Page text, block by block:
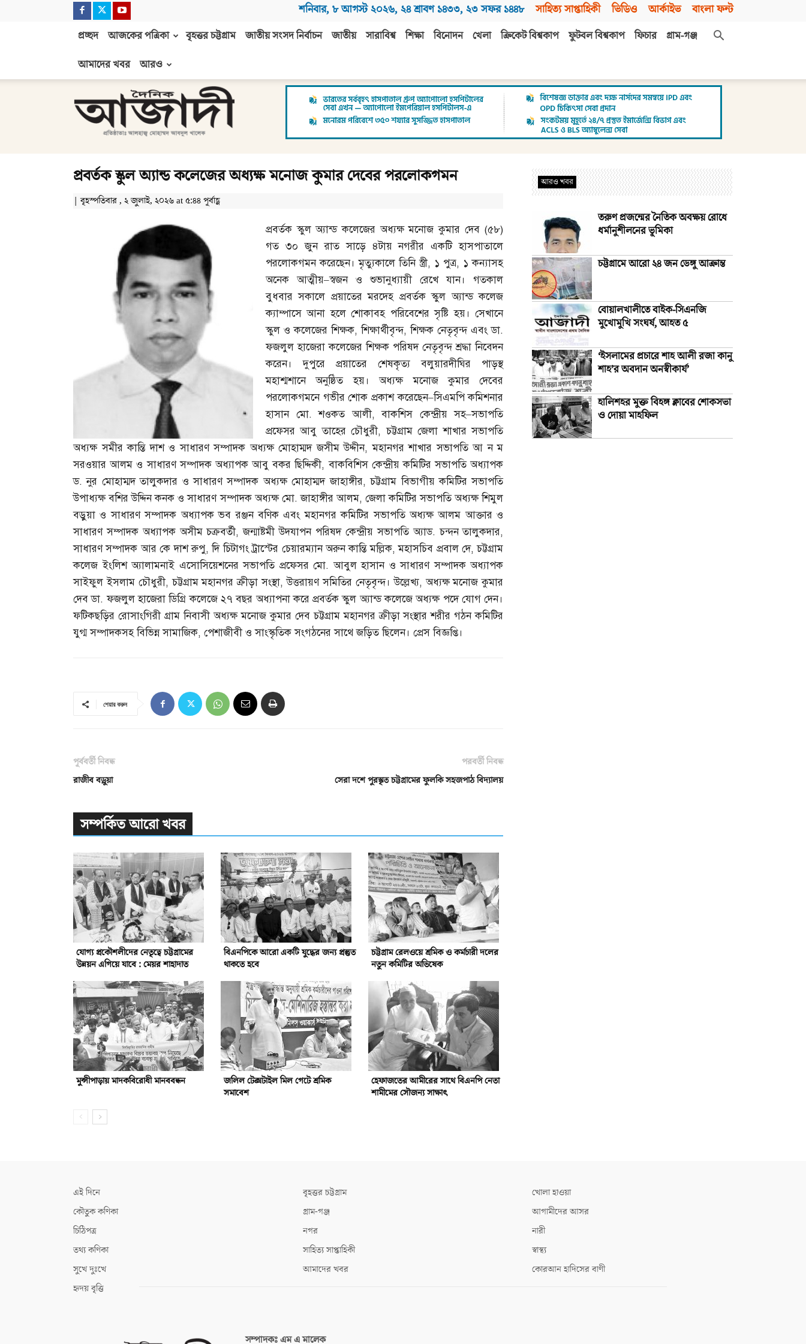
শনিবার, ৮ আগস্ট ২০২৬, ২৪ শ্রাবণ ১৪৩৩, ২৩ সফর ১৪৪৮ সাহিত্য সাপ্তাহিকী ভিডিও আর্কাইভ বাংলা ফন্ট
প্রচ্ছদ আজকের পত্রিকা বৃহত্তর চট্টগ্রাম জাতীয় সংসদ নির্বাচন জাতীয় সারাবিশ্ব শিক্ষা বিনোদন খেলা ক্রিকেট বিশ্বকাপ ফুটবল বিশ্বকাপ ফিচার
গ্রাম-গঞ্জ
আমাদের খবর
আরও
আজাদী
প্রবর্তক স্কুল অ্যান্ড কলেজের অধ্যক্ষ মনোজ কুমার দেবের পরলোকগমন
| বৃহস্পতিবার , ২ জুলাই, ২০২৬ at ৫:৪৪ পূর্বাহ্ণ
প্রবর্তক স্কুল অ্যান্ড কলেজের অধ্যক্ষ মনোজ কুমার দেব (৫৮)
গত ৩০ জুন রাত সাড়ে ৪টায় নগরীর একটি হাসপাতালে
পরলোকগমন করেছেন। মৃত্যুকালে তিনি স্ত্রী, ১ পুত্র, ১ কন্যাসহ
অনেক আত্মীয়–স্বজন ও শুভানুধ্যায়ী রেখে যান। গতকাল
বুধবার সকালে প্রয়াতের মরদেহ প্রবর্তক স্কুল অ্যান্ড কলেজ
ক্যাম্পাসে আনা হলে শোকাবহ পরিবেশের সৃষ্টি হয়। সেখানে
স্কুল ও কলেজের শিক্ষক,শিক্ষার্থীবৃন্দ,শিক্ষক নেতৃবৃন্দ এবং ডা.
ফজলুল হাজেরা কলেজের শিক্ষক পরিষদ নেতৃবৃন্দ শ্রদ্ধা নিবেদন
করেন। দুপুরে প্রয়াতের শেষকৃত্য বলুয়ারদীঘির পাড়স্থ
মহাশ্মশানে অনুষ্ঠিত হয়। অধ্যক্ষ মনোজ কুমার দেবের
পরলোকগমনে গভীর শোক প্রকাশ করেছেন–সিএমপি কমিশনার
হাসান মো.শওকত আলী,বাকশিস কেন্দ্রীয় সহ–সভাপতি
প্রফেসর আবু তাহের চৌধুরী,চট্টগ্রাম জেলা শাখার সভাপতি
অধ্যক্ষ সমীর কান্তি দাশ ও সাধারণ সম্পাদক অধ্যক্ষ মোহাম্মদ জসীম উদ্দীন,মহানগর শাখার সভাপতি আ ন ম
সরওয়ার আলম ও সাধারণ সম্পাদক অধ্যাপক আবু বকর ছিদ্দিকী,বাকবিশিস কেন্দ্রীয় কমিটির সভাপতি অধ্যাপক
ড.নুর মোহাম্মদ তালুকদার ও সাধারণ সম্পাদক অধ্যক্ষ মোহাম্মদ জাহাঙ্গীর,চট্টগ্রাম বিভাগীয় কমিটির সভাপতি
উপাধ্যক্ষ বশির উদ্দিন কনক ও সাধারণ সম্পাদক অধ্যক্ষ মো.জাহাঙ্গীর আলম, জেলা কমিটির সভাপতি অধ্যক্ষ শিমুল
বড়ুয়া ও সাধারণ সম্পাদক অধ্যাপক ভব রঞ্জন বণিক এবং মহানগর কমিটির সভাপতি অধ্যক্ষ আলম আক্তার ও
সাধারণ সম্পাদক অধ্যাপক অসীম চক্রবর্তী,জন্মাষ্টমী উদযাপন পরিষদ কেন্দ্রীয় সভাপতি অ্যাড.চন্দন তালুকদার,
সাধারণ সম্পাদক আর কে দাশ রুপু,দি চিটাগং ট্রাস্টের চেয়ারম্যান অরুন কান্তি মল্লিক,মহাসচিব প্রবাল দে,চট্টগ্রাম
কলেজ ইংলিশ অ্যালামনাই এসোসিয়েশনের সভাপতি প্রফেসর মো.আবুল হাসান ও সাধারণ সম্পাদক অধ্যাপক
সাইফুল ইসলাম চৌধুরী,চট্টগ্রাম মহানগর ক্রীড়া সংস্থা,উত্তরায়ণ সমিতির নেতৃবৃন্দ। উল্লেখ্য,অধ্যক্ষ মনোজ কুমার
দেব ডা.ফজলুল হাজেরা ডিগ্রি কলেজে ২৭ বছর অধ্যাপনা করে প্রবর্তক স্কুল অ্যান্ড কলেজে অধ্যক্ষ পদে যোগ দেন।
ফটিকছড়ির রোসাংগিরী গ্রাম নিবাসী অধ্যক্ষ মনোজ কুমার দেব চট্টগ্রাম মহানগর ক্রীড়া সংস্থার শরীর গঠন কমিটির
যুগ্ম সম্পাদকসহ বিভিন্ন সামাজিক, পেশাজীবী ও সাংস্কৃতিক সংগঠনের সাথে জড়িত ছিলেন। প্রেস বিজ্ঞপ্তি।
শেয়ার করুন
পূর্ববর্তী নিবন্ধ
রাজীব বড়ুয়া
পরবর্তী নিবন্ধ
সেরা দশে পুরস্কৃত চট্টগ্রামের ফুলকি সহজপাঠ বিদ্যালয়
সম্পর্কিত আরো খবর
যোগ্য প্রকৌশলীদের নেতৃত্বে চট্টগ্রামের
উন্নয়ন এগিয়ে যাবে : মেয়র শাহাদাত
বিএনপিকে আরো একটি যুদ্ধের জন্য প্রস্তুত
থাকতে হবে
চট্টগ্রাম রেলওয়ে শ্রমিক ও কর্মচারী দলের
নতুন কমিটির অভিষেক
মুন্সীপাড়ায় মাদকবিরোধী মানববন্ধন
জলিল টেক্সটাইল মিল গেটে শ্রমিক
সমাবেশ
হেফাজতের আমীরের সাথে বিএনপি নেতা
শামীমের সৌজন্য সাক্ষাৎ
আরও খবর
তরুণ প্রজন্মের নৈতিক অবক্ষয় রোধে
ধর্মানুশীলনের ভূমিকা
চট্টগ্রামে আরো ২৪ জন ডেঙ্গু আক্রান্ত
বোয়ালখালীতে বাইক-সিএনজি
মুখোমুখি সংঘর্ষ, আহত ৫
‘ইসলামের প্রচারে শাহ আলী রজা কানু
শাহ’র অবদান অনস্বীকার্য’
হালিশহর মুক্ত বিহঙ্গ ক্লাবের শোকসভা
ও দোয়া মাহফিল
এই দিনে
কৌতুক কণিকা
চিঠিপত্র
তথ্য কণিকা
সুখে দুঃখে
হৃদয় বৃত্তি
বৃহত্তর চট্টগ্রাম
গ্রাম-গঞ্জ
নগর
সাহিত্য সাপ্তাহিকী
আমাদের খবর
খোলা হাওয়া
আগামীদের আসর
নারী
স্বাস্থ্য
কোরআন হাদিসের বাণী
সম্পাদকঃএম এ মালেক